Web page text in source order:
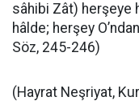
sâhibi Zât) herşeye
hâlde; herşey
Söz, 245-246)
(Hayrat Neşriyat,